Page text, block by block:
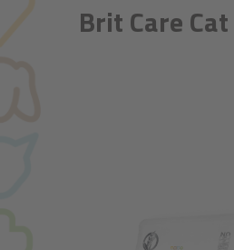
Brit Care Cat